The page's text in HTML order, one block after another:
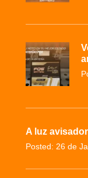
A luz
Posted: 26 de